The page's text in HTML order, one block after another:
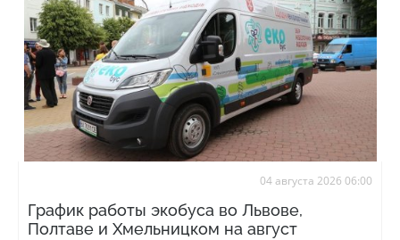
04 августа 2026 06:00
График работы экобуса во Львове,
Полтаве и Хмельницком на август